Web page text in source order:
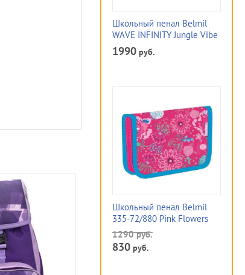
Школьный пенал Belmil
WAVE INFINITY Jungle Vibe
1990 руб.
Школьный пенал Belmil
335-72/880 Pink Flowers
1290руб.
830 руб.